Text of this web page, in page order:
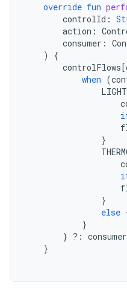
override fun
controlId :
action :
consumer :
)
{
controlFlows[
when (
}
}
else
}
} ?: consumer
}